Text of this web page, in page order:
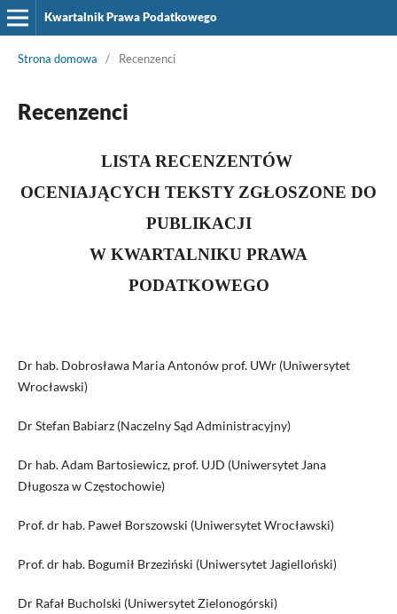
Kwartalnik Prawa Podatkowego
Strona domowa / Recenzenci
Recenzenci
LISTA RECENZENTÓW
OCENIAJĄCYCH TEKSTY ZGŁOSZONE DO
PUBLIKACJI
W KWARTALNIKU PRAWA
PODATKOWEGO
Dr hab. Dobrosława Maria Antonów prof. UWr (Uniwersytet
Wrocławski)
Dr Stefan Babiarz (Naczelny Sąd Administracyjny)
Dr hab. Adam Bartosiewicz, prof. UJD (Uniwersytet Jana
Długosza w Częstochowie)
Prof. dr hab. Paweł Borszowski (Uniwersytet Wrocławski)
Prof. dr hab. Bogumił Brzeziński (Uniwersytet Jagielloński)
Dr Rafał Bucholski (Uniwersytet Zielonogórski)